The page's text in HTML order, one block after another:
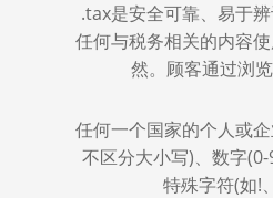
.tax是安全可靠、易于
任何与税务相关的内容
然。顾客通过浏
任何一个国家的个人或
不区分大小写)、数字
特殊字符(如!